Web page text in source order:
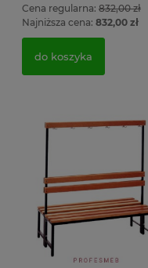
Cena regularna: 832,00 zł
Najniższa cena: 832,00 zł
do koszyka